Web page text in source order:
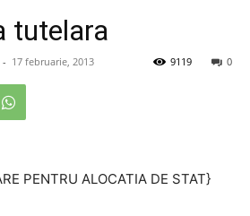
tutelara
- 17 februarie, 2013 0
9119
PENTRU ALOCATIA DE STAT}